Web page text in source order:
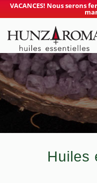
VACANCES! Nous serons
Huiles